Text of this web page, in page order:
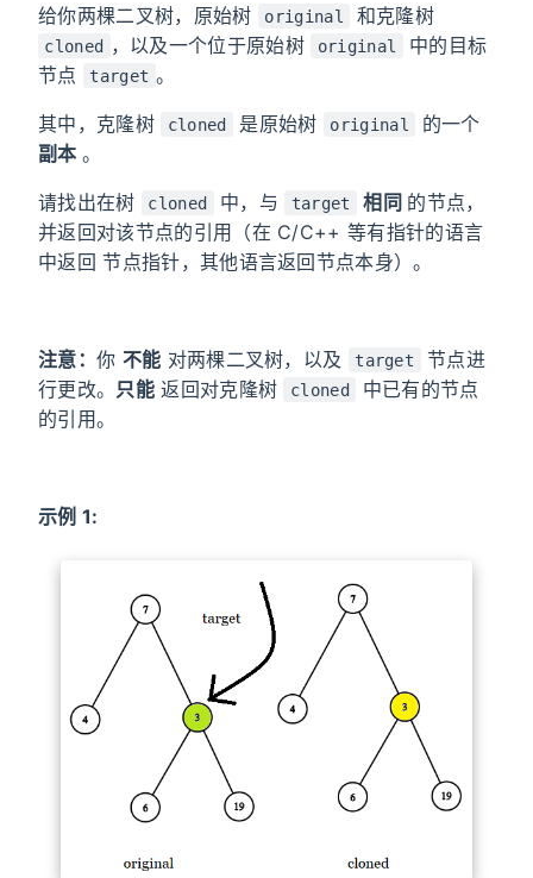
给你两棵二叉树，原始树 original 和克隆树
cloned ，以及一个位于原始树 original
中的目标
节点
target 。
其中，克隆树 cloned 是原始树 original
的一个
副本 。
请找出在树 cloned 中，与 target 相同 的节点，
并返回对该节点的引用（在 C/C++ 等有指针的语言
中返回 节点指针，其他语言返回节点本身）。
注意： 你 不能 对两棵二叉树，以及 target
节点进
行更改。 只能返回对克隆树 cloned
中已有的节点
的引用。
示例 1: